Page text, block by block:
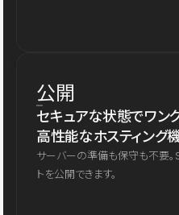
公開
セキュアな状態でワン
高性能なホスティング機
サーバーの準備も保守も不要。
トを公開できます。